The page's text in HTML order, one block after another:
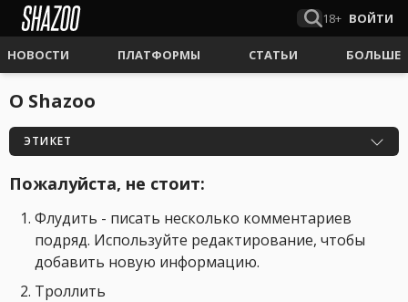
18+ ВОЙТИ
НОВОСТИ ПЛАТФОРМЫ СТАТЬИ БОЛЬШЕ
О Shazoo
ЭТИКЕТ
Пожалуйста, не стоит:
Флудить - писать несколько комментариев
подряд. Используйте редактирование, чтобы
добавить новую информацию.
Троллить